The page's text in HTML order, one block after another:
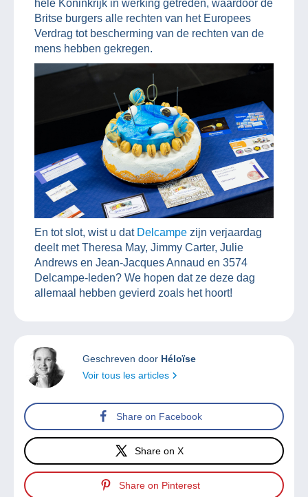
hele Koninkrijk in werking getreden, waardoor de
Britse burgers alle rechten van het Europees
Verdrag tot bescherming van de rechten van de
mens hebben gekregen.
En tot slot, wist u dat Delcampe zijn verjaardag
deelt met Theresa May, Jimmy Carter, Julie
Andrews en Jean-Jacques Annaud en 3574
Delcampe-leden? We hopen dat ze deze dag
allemaal hebben gevierd zoals het hoort!
Geschreven door Héloïse
Voir tous les articles
Share on Facebook
Share on X
Share on Pinterest